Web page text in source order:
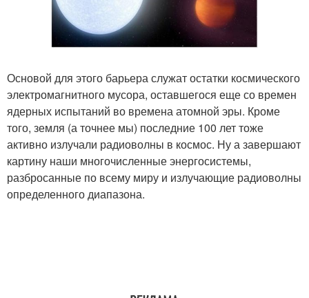
Основой для этого барьера служат остатки космического
электромагнитного мусора, оставшегося еще со времен
ядерных испытаний во времена атомной эры. Кроме
того, земля (а точнее мы) последние 100 лет тоже
активно излучали радиоволны в космос. Ну а завершают
картину наши многочисленные энергосистемы,
разбросанные по всему миру и излучающие радиоволны
определенного диапазона.